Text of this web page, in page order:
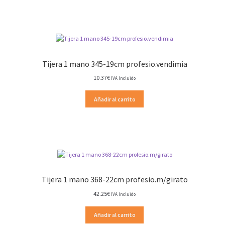
Tijera 1 mano 345-19cm profesio.vendimia
10.37€ IVA Incluido
Añadir al carrito
Tijera 1 mano 368-22cm profesio.m/girato
42.25€ IVA Incluido
Añadir al carrito